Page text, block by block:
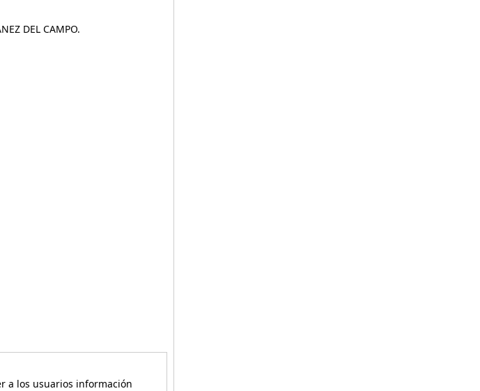
DEL CAMPO.
a los usuarios información